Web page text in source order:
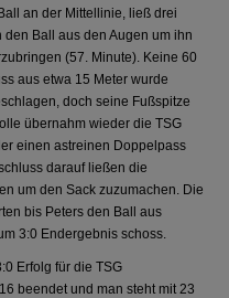
an der Mittellinie, ließ drei
Ball aus den Augen um ihn
(57. Minute). Keine 60
aus etwa 15 Meter wurde
doch seine Fußspitze
übernahm wieder die TSG
einen astreinen Doppelpass
darauf ließen die
um den Sack zuzumachen. Die
bis Peters den Ball aus
3:0 Endergebnis schoss.
Erfolg für die TSG
beendet und man steht mit 23